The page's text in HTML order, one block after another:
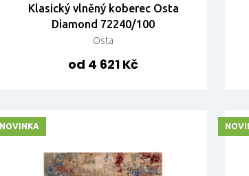
Klasický vlněný koberec Osta
Diamond 72240/100
Osta
od 4 621 Kč
NOVINKA